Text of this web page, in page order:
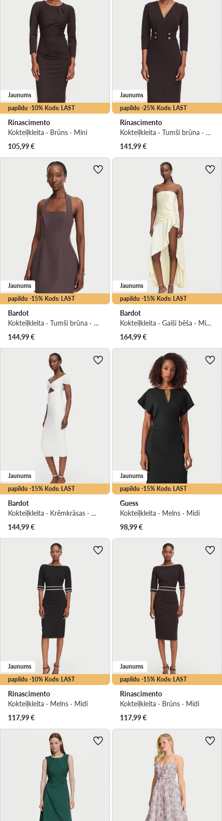
papildu -10% Kods: LAST
Jaunums
Rinascimento
Kokteiļkleita · Brūns · Mini
105,99€
papildu -25% Kods: LAST
Jaunums
Rinascimento
Kokteiļkleita · Tumši brūna · Midi
141,99€
papildu -15% Kods: LAST
Jaunums
Bardot
Kokteiļkleita · Tumši brūna · Mini
144,99€
papildu -15% Kods: LAST
Jaunums
Bardot
Kokteiļkleita · Gaiši bēša · Midi, Asimetrisks
164,99€
papildu -15% Kods: LAST
Jaunums
Bardot
Kokteiļkleita · Krēmkrāsas · Midi
144,99€
papildu -15% Kods: LAST
Jaunums
Guess
Kokteiļkleita · Melns · Midi
98,99€
papildu -10% Kods: LAST
Jaunums
Rinascimento
Kokteiļkleita · Melns · Midi
117,99€
papildu -15% Kods: LAST
Jaunums
Rinascimento
Kokteiļkleita · Brūns · Midi
117,99€